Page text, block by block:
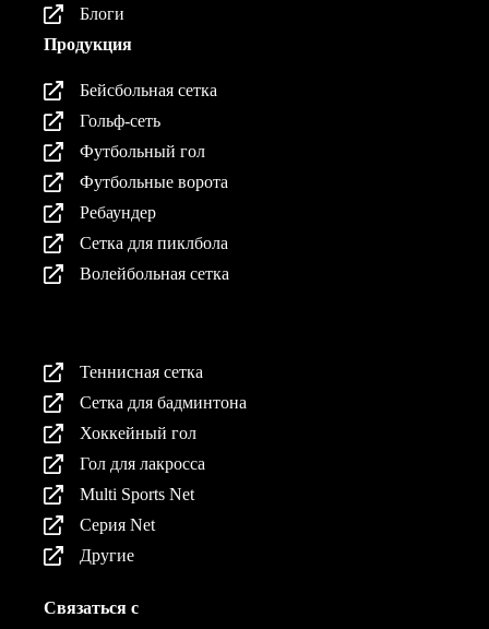
Блоги
Продукция
Бейсбольная сетка
Гольф-сеть
Футбольный гол
Футбольные ворота
Ребаундер
Сетка для пиклбола
Волейбольная сетка
Теннисная сетка
Сетка для бадминтона
Хоккейный гол
Гол для лакросса
Multi Sports Net
Серия Net
Другие
Связаться с